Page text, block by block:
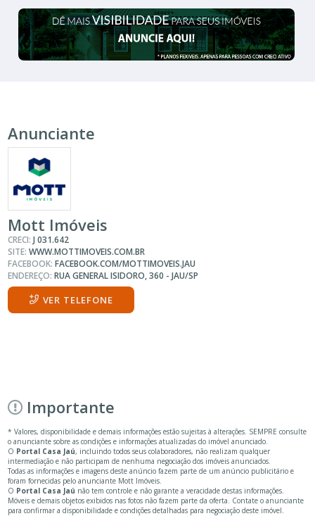
Anunciante
Mott Imóveis
CRECI:J 031.642
SITE:WWW.MOTTIMOVEIS.COM.BR
FACEBOOK:FACEBOOK.COM/MOTTIMOVEIS.JAU
ENDEREÇO:RUA GENERAL ISIDORO, 360 - JAU/SP
VER TELEFONE
Importante
* Valores, disponibilidade e demais informações estão sujeitas à alterações. SEMPRE consulte
o anunciante sobre as condições e informações atualizadas do imóvel anunciado.
O Portal Casa Jaú, incluindo todos seus colaboradores, não realizam qualquer
intermediação e não participam de nenhuma negociação dos imóveis anunciados.
Todas as informações e imagens deste anúncio fazem parte de um anúncio publicitário e
foram fornecidas pelo anunciante Mott Imóveis.
O Portal Casa Jaú não tem controle e não garante a veracidade destas informações.
Móveis e demais objetos exibidos nas fotos não fazem parte da oferta. Contate o anunciante
para confirmar a disponibilidade e condições detalhadas para negociação deste imóvel.